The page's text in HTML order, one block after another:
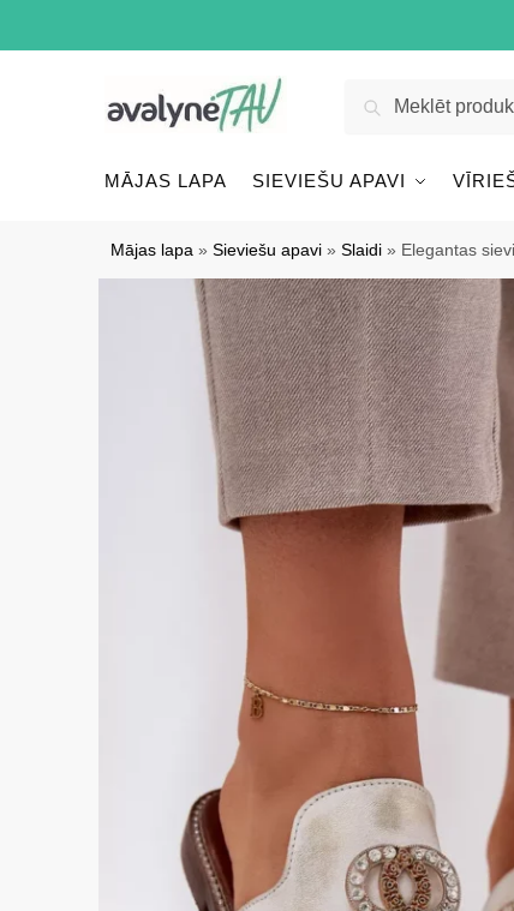
Meklēt
MĀJAS LAPA SIEVIEŠU APAVI
Mājas lapa »Sieviešu apavi »Slaidi » Elegantas